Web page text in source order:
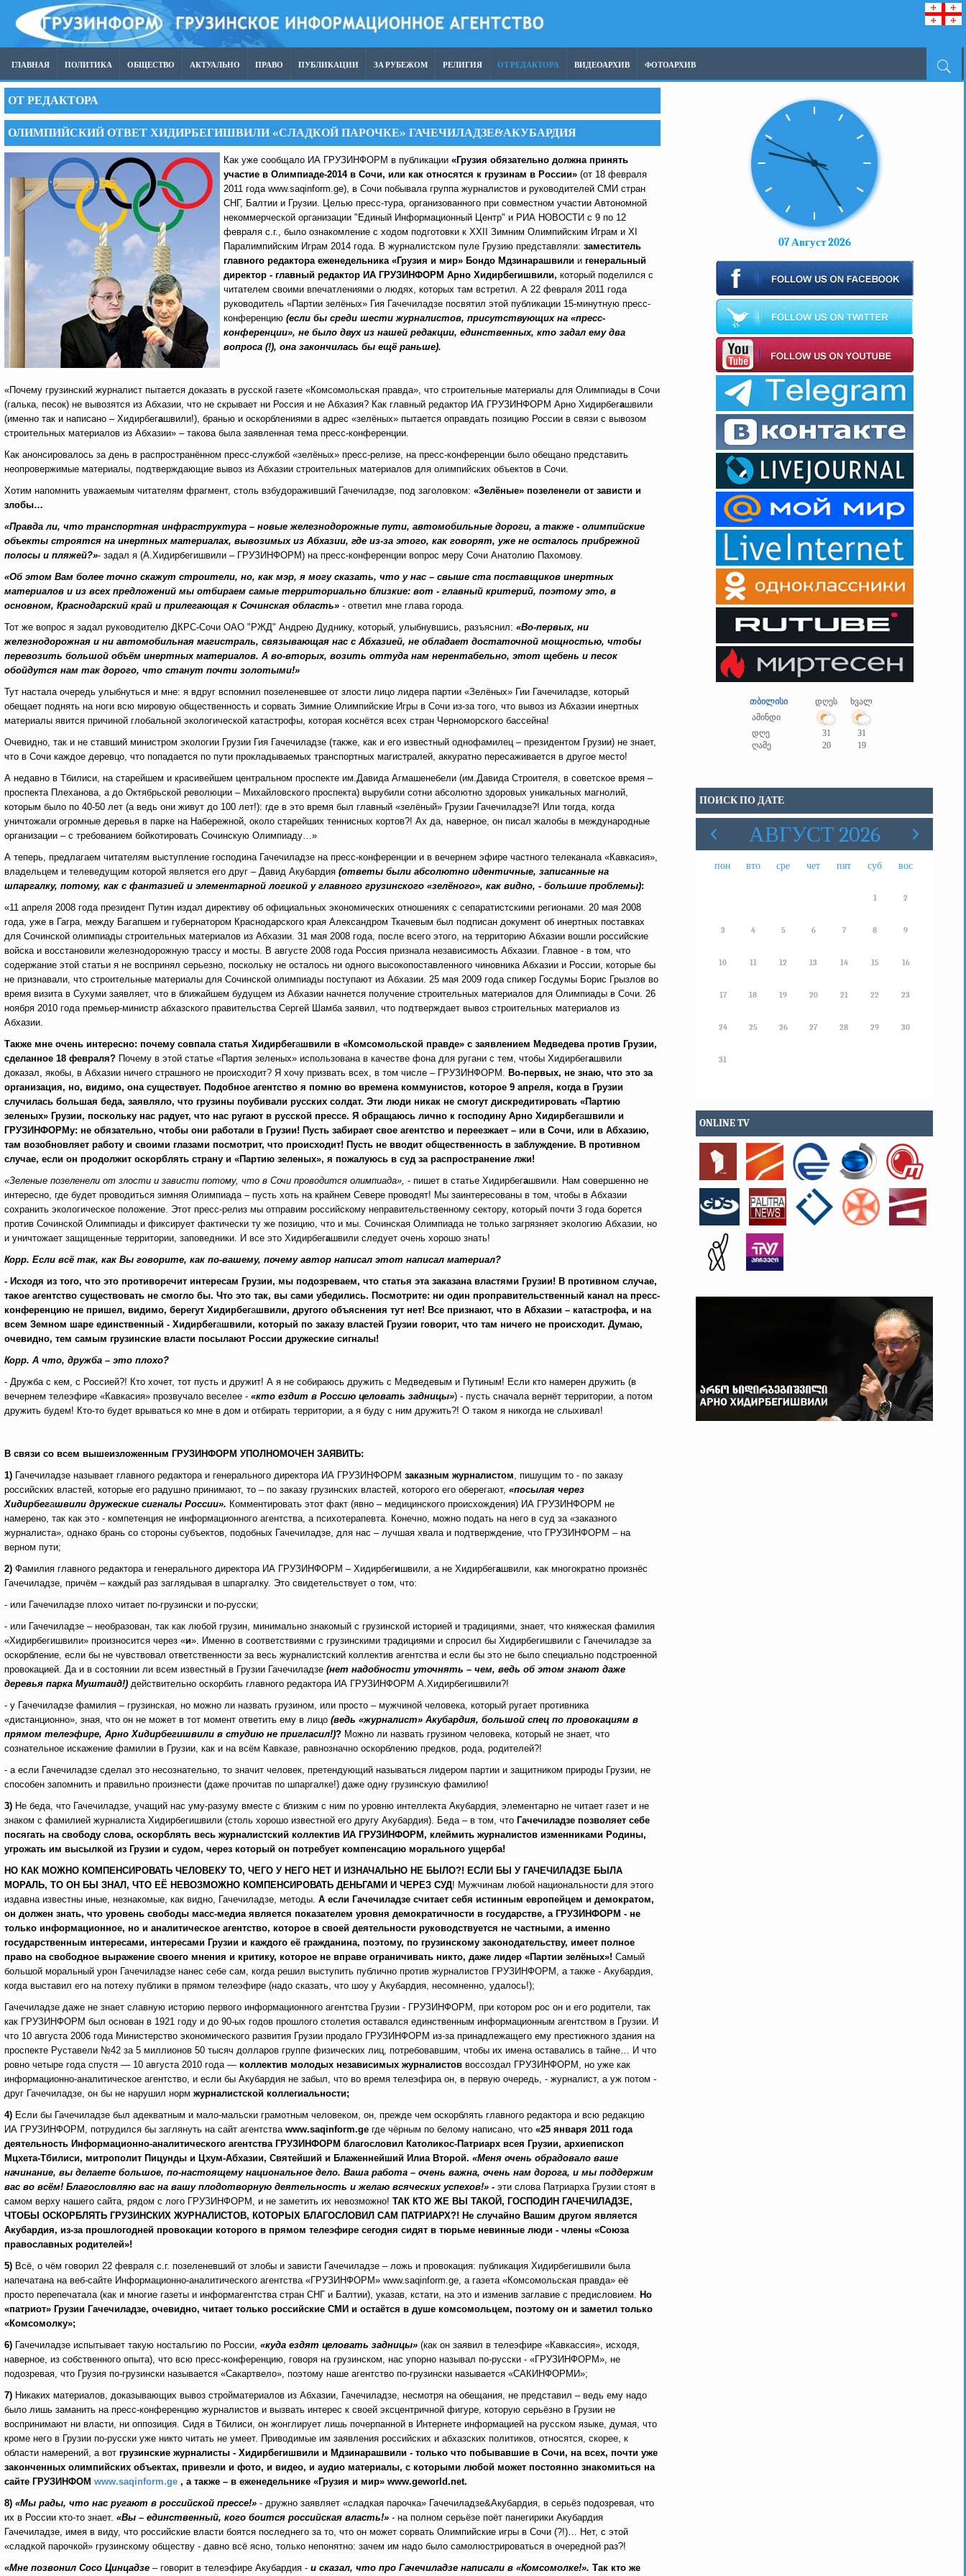
ГЛАВНАЯ ПОЛИТИКА ОБЩЕСТВО АКТУАЛЬНО ПРАВО ПУБЛИКАЦИИ ЗА РУБЕЖОМ РЕЛИГИЯ ОТ РЕДАКТОРА ВИДЕОАРХИВ ФОТОАРХИВ
ОТ РЕДАКТОРА
ОЛИМПИЙСКИЙ ОТВЕТ ХИДИРБЕГИШВИЛИ «СЛАДКОЙ ПАРОЧКЕ» ГАЧЕЧИЛАДЗЕ&АКУБАРДИЯ
Как уже сообщало ИА ГРУЗИНФОРМ в публикации «Грузия обязательно должна принять
участие в Олимпиаде-2014 в Сочи, или как относятся к грузинам в России» (от 18 февраля
2011 года www.saqinform.ge), в Сочи побывала группа журналистов и руководителей СМИ стран
СНГ, Балтии и Грузии. Целью пресс-тура, организованного при совместном участии Автономной
некоммерческой организации "Единый Информационный Центр" и РИА НОВОСТИ с 9 по 12
февраля с.г., было ознакомление с ходом подготовки к XXII Зимним Олимпийским Играм и XI
Паралимпийским Играм 2014 года. В журналистском пуле Грузию представляли: заместитель
главного редактора еженедельника «Грузия и мир» Бондо Мдзинарашвили и генеральный
директор - главный редактор ИА ГРУЗИНФОРМ Арно Хидирбегишвили, который поделился с
читателем своими впечатлениями о людях, которых там встретил. А 22 февраля 2011 года
руководитель «Партии зелёных» Гия Гачечиладзе посвятил этой публикации 15-минутную пресс-
конференцию (если бы среди шести журналистов, присутствующих на «пресс-
конференции», не было двух из нашей редакции, единственных, кто задал ему два
вопроса (!), она закончилась бы ещё раньше).
«Почему грузинский журналист пытается доказать в русской газете «Комсомольская правда», что строительные материалы для Олимпиады в Сочи
(галька, песок) не вывозятся из Абхазии, что не скрывает ни Россия и не Абхазия? Как главный редактор ИА ГРУЗИНФОРМ Арно Хидирбегашвили
(именно так и написано – Хидирбегашвили!), бранью и оскорблениями в адрес «зелёных» пытается оправдать позицию России в связи с вывозом
строительных материалов из Абхазии» – такова была заявленная тема пресс-конференции.
Как анонсировалось за день в распространённом пресс-службой «зелёных» пресс-релизе, на пресс-конференции было обещано представить
неопровержимые материалы, подтверждающие вывоз из Абхазии строительных материалов для олимпийских объектов в Сочи.
Хотим напомнить уважаемым читателям фрагмент, столь взбудораживший Гачечиладзе, под заголовком: «Зелёные» позеленели от зависти и
злобы…
«Правда ли, что транспортная инфраструктура – новые железнодорожные пути, автомобильные дороги, а также - олимпийские
объекты строятся на инертных материалах, вывозимых из Абхазии, где из-за этого, как говорят, уже не осталось прибрежной
полосы и пляжей?»- задал я (А.Хидирбегишвили – ГРУЗИНФОРМ) на пресс-конференции вопрос меру Сочи Анатолию Пахомову.
«Об этом Вам более точно скажут строители, но, как мэр, я могу сказать, что у нас – свыше ста поставщиков инертных
материалов и из всех предложений мы отбираем самые территориально близкие: вот - главный критерий, поэтому это, в
основном, Краснодарский край и прилегающая к Сочинская область» - ответил мне глава города.
Тот же вопрос я задал руководителю ДКРС-Сочи ОАО "РЖД" Андрею Дуднику, который, улыбнувшись, разъяснил: «Во-первых, ни
железнодорожная и ни автомобильная магистраль, связывающая нас с Абхазией, не обладает достаточной мощностью, чтобы
перевозить большой объём инертных материалов. А во-вторых, возить оттуда нам нерентабельно, этот щебень и песок
обойдутся нам так дорого, что станут почти золотыми!»
Тут настала очередь улыбнуться и мне: я вдруг вспомнил позеленевшее от злости лицо лидера партии «Зелёных» Гии Гачечиладзе, который
обещает поднять на ноги всю мировую общественность и сорвать Зимние Олимпийские Игры в Сочи из-за того, что вывоз из Абхазии инертных
материалы явится причиной глобальной экологической катастрофы, которая коснётся всех стран Черноморского бассейна!
Очевидно, так и не ставший министром экологии Грузии Гия Гачечиладзе (также, как и его известный однофамилец – президентом Грузии) не знает,
что в Сочи каждое деревцо, что попадается по пути прокладываемых транспортных магистралей, аккуратно пересаживается в другое место!
А недавно в Тбилиси, на старейшем и красивейшем центральном проспекте им.Давида Агмашенебели (им.Давида Строителя, в советское время –
проспекта Плеханова, а до Октябрьской революции – Михайловского проспекта) вырубили сотни абсолютно здоровых уникальных магнолий,
которым было по 40-50 лет (а ведь они живут до 100 лет!): где в это время был главный «зелёный» Грузии Гачечиладзе?! Или тогда, когда
уничтожали огромные деревья в парке на Набережной, около старейших теннисных кортов?! Ах да, наверное, он писал жалобы в международные
организации – с требованием бойкотировать Сочинскую Олимпиаду…»
А теперь, предлагаем читателям выступление господина Гачечиладзе на пресс-конференции и в вечернем эфире частного телеканала «Кавкасия»,
владельцем и телеведущим которой является его друг – Давид Акубардия (ответы были абсолютно идентичные, записанные на
шпаргалку, потому, как с фантазией и элементарной логикой у главного грузинского «зелёного», как видно, - большие проблемы):
«11 апреля 2008 года президент Путин издал директиву об официальных экономических отношениях с сепаратистскими регионами. 20 мая 2008
года, уже в Гагра, между Багапшем и губернатором Краснодарского края Александром Ткачевым был подписан документ об инертных поставках
для Сочинской олимпиады строительных материалов из Абхазии. 31 мая 2008 года, после всего этого, на территорию Абхазии вошли российские
войска и восстановили железнодорожную трассу и мосты. В августе 2008 года Россия признала независимость Абхазии. Главное - в том, что
содержание этой статьи я не воспринял серьезно, поскольку не осталось ни одного высокопоставленного чиновника Абхазии и России, которые бы
не признавали, что строительные материалы для Сочинской олимпиады поступают из Абхазии. 25 мая 2009 года спикер Госдумы Борис Грызлов во
время визита в Сухуми заявляет, что в ближайшем будущем из Абхазии начнется получение строительных материалов для Олимпиады в Сочи. 26
ноября 2010 года премьер-министр абхазского правительства Сергей Шамба заявил, что подтверждает вывоз строительных материалов из
Абхазии.
Также мне очень интересно: почему совпала статья Хидирбегашвили в «Комсомольской правде» с заявлением Медведева против Грузии,
сделанное 18 февраля? Почему в этой статье «Партия зеленых» использована в качестве фона для ругани с тем, чтобы Хидирбегашвили
доказал, якобы, в Абхазии ничего страшного не происходит? Я хочу призвать всех, в том числе – ГРУЗИНФОРМ. Во-первых, не знаю, что это за
организация, но, видимо, она существует. Подобное агентство я помню во времена коммунистов, которое 9 апреля, когда в Грузии
случилась большая беда, заявляло, что грузины поубивали русских солдат. Эти люди никак не смогут дискредитировать «Партию
зеленых» Грузии, поскольку нас радует, что нас ругают в русской прессе. Я обращаюсь лично к господину Арно Хидирбегашвили и
ГРУЗИНФОРМу: не обязательно, чтобы они работали в Грузии! Пусть забирает свое агентство и переезжает – или в Сочи, или в Абхазию,
там возобновляет работу и своими глазами посмотрит, что происходит! Пусть не вводит общественность в заблуждение. В противном
случае, если он продолжит оскорблять страну и «Партию зеленых», я пожалуюсь в суд за распространение лжи!
«Зеленые позеленели от злости и зависти потому, что в Сочи проводится олимпиада», - пишет в статье Хидирбегашвили. Нам совершенно не
интересно, где будет проводиться зимняя Олимпиада – пусть хоть на крайнем Севере проводят! Мы заинтересованы в том, чтобы в Абхазии
сохранить экологическое положение. Этот пресс-релиз мы отправим российскому неправительственному сектору, который почти 3 года борется
против Сочинской Олимпиады и фиксирует фактически ту же позицию, что и мы. Сочинская Олимпиада не только загрязняет экологию Абхазии, но
и уничтожает защищенные территории, заповедники. И все это Хидирбегашвили следует очень хорошо знать!
Корр. Если всё так, как Вы говорите, как по-вашему, почему автор написал этот написал материал?
- Исходя из того, что это противоречит интересам Грузии, мы подозреваем, что статья эта заказана властями Грузии! В противном случае,
такое агентство существовать не смогло бы. Что это так, вы сами убедились. Посмотрите: ни один проправительственный канал на пресс-
конференцию не пришел, видимо, берегут Хидирбегашвили, другого объяснения тут нет! Все признают, что в Абхазии – катастрофа, и на
всем Земном шаре единственный - Хидирбегашвили, который по заказу властей Грузии говорит, что там ничего не происходит. Думаю,
очевидно, тем самым грузинские власти посылают России дружеские сигналы!
Корр. А что, дружба – это плохо?
- Дружба с кем, с Россией?! Кто хочет, тот пусть и дружит! А я не собираюсь дружить с Медведевым и Путиным! Если кто намерен дружить (в
вечернем телеэфире «Кавкасия» прозвучало веселее - «кто ездит в Россию целовать задницы») - пусть сначала вернёт территории, а потом
дружить будем! Кто-то будет врываться ко мне в дом и отбирать территории, а я буду с ним дружить?! О таком я никогда не слыхивал!
В связи со всем вышеизложенным ГРУЗИНФОРМ УПОЛНОМОЧЕН ЗАЯВИТЬ:
1) Гачечиладзе называет главного редактора и генерального директора ИА ГРУЗИНФОРМ заказным журналистом, пишущим то - по заказу
российских властей, которые его радушно принимают, то – по заказу грузинских властей, которого его оберегают, «посылая через
Хидирбегашвили дружеские сигналы России». Комментировать этот факт (явно – медицинского происхождения) ИА ГРУЗИНФОРМ не
намерено, так как это - компетенция не информационного агентства, а психотерапевта. Конечно, можно подать на него в суд за «заказного
журналиста», однако брань со стороны субъектов, подобных Гачечиладзе, для нас – лучшая хвала и подтверждение, что ГРУЗИНФОРМ – на
верном пути;
2) Фамилия главного редактора и генерального директора ИА ГРУЗИНФОРМ – Хидирбегишвили, а не Хидирбегашвили, как многократно произнёс
Гачечиладзе, причём – каждый раз заглядывая в шпаргалку. Это свидетельствует о том, что:
- или Гачечиладзе плохо читает по-грузински и по-русски;
- или Гачечиладзе – необразован, так как любой грузин, минимально знакомый с грузинской историей и традициями, знает, что княжеская фамилия
«Хидирбегишвили» произносится через «и». Именно в соответствиями с грузинскими традициями и спросил бы Хидирбегишвили с Гачечиладзе за
оскорбление, если бы не чувствовал ответственности за весь журналистский коллектив агентства и если бы это не было специально подстроенной
провокацией. Да и в состоянии ли всем известный в Грузии Гачечиладзе (нет надобности уточнять – чем, ведь об этом знают даже
деревья парка Муштаид!) действительно оскорбить главного редактора ИА ГРУЗИНФОРМ А.Хидирбегишвили?!
- у Гачечиладзе фамилия – грузинская, но можно ли назвать грузином, или просто – мужчиной человека, который ругает противника
«дистанционно», зная, что он не может в тот момент ответить ему в лицо (ведь «журналист» Акубардия, большой спец по провокациям в
прямом телеэфире, Арно Хидирбегишвили в студию не пригласил!)? Можно ли назвать грузином человека, который не знает, что
сознательное искажение фамилии в Грузии, как и на всём Кавказе, равнозначно оскорблению предков, рода, родителей?!
- а если Гачечиладзе сделал это несознательно, то значит человек, претендующий называться лидером партии и защитником природы Грузии, не
способен запомнить и правильно произнести (даже прочитав по шпаргалке!) даже одну грузинскую фамилию!
3) Не беда, что Гачечиладзе, учащий нас уму-разуму вместе с близким с ним по уровню интеллекта Акубардия, элементарно не читает газет и не
знаком с фамилией журналиста Хидирбегишвили (столь хорошо известной его другу Акубардия). Беда – в том, что Гачечиладзе позволяет себе
посягать на свободу слова, оскорблять весь журналистский коллектив ИА ГРУЗИНФОРМ, клеймить журналистов изменниками Родины,
угрожать им высылкой из Грузии и судом, через который он потребует компенсацию морального ущерба!
НО КАК МОЖНО КОМПЕНСИРОВАТЬ ЧЕЛОВЕКУ ТО, ЧЕГО У НЕГО НЕТ И ИЗНАЧАЛЬНО НЕ БЫЛО?! ЕСЛИ БЫ У ГАЧЕЧИЛАДЗЕ БЫЛА
МОРАЛЬ, ТО ОН БЫ ЗНАЛ, ЧТО ЕЁ НЕВОЗМОЖНО КОМПЕНСИРОВАТЬ ДЕНЬГАМИ И ЧЕРЕЗ СУД! Мужчинам любой национальности для этого
издавна известны иные, незнакомые, как видно, Гачечиладзе, методы. А если Гачечиладзе считает себя истинным европейцем и демократом,
он должен знать, что уровень свободы масс-медиа является показателем уровня демократичности в государстве, а ГРУЗИНФОРМ - не
только информационное, но и аналитическое агентство, которое в своей деятельности руководствуется не частными, а именно
государственным интересами, интересами Грузии и каждого её гражданина, поэтому, по грузинскому законодательству, имеет полное
право на свободное выражение своего мнения и критику, которое не вправе ограничивать никто, даже лидер «Партии зелёных»! Самый
большой моральный урон Гачечиладзе нанес себе сам, когда решил выступить публично против журналистов ГРУЗИНФОРМ, а также - Акубардия,
когда выставил его на потеху публики в прямом телеэфире (надо сказать, что шоу у Акубардия, несомненно, удалось!);
Гачечиладзе даже не знает славную историю первого информационного агентства Грузии - ГРУЗИНФОРМ, при котором рос он и его родители, так
как ГРУЗИНФОРМ был основан в 1921 году и до 90-ых годов прошлого столетия оставался единственным информационным агентством в Грузии. И
что 10 августа 2006 года Министерство экономического развития Грузии продало ГРУЗИНФОРМ из-за принадлежащего ему престижного здания на
проспекте Руставели №42 за 5 миллионов 50 тысяч долларов группе физических лиц, потребовавшим, чтобы их имена оставались в тайне… И что
ровно четыре года спустя — 10 августа 2010 года — коллектив молодых независимых журналистов воссоздал ГРУЗИНФОРМ, но уже как
информационно-аналитическое агентство, и если бы Акубардия не забыл, что во время телеэфира он, в первую очередь, - журналист, а уж потом -
друг Гачечиладзе, он бы не нарушил норм журналистской коллегиальности;
4) Если бы Гачечиладзе был адекватным и мало-мальски грамотным человеком, он, прежде чем оскорблять главного редактора и всю редакцию
ИА ГРУЗИНФОРМ, потрудился бы заглянуть на сайт агентства www.saqinform.ge где чёрным по белому написано, что «25 января 2011 года
деятельность Информационно-аналитического агентства ГРУЗИНФОРМ благословил Католикос-Патриарх всея Грузии, архиепископ
Мцхета-Тбилиси, митрополит Пицунды и Цхум-Абхазии, Святейший и Блаженнейший Илиа Второй. «Меня очень обрадовало ваше
начинание, вы делаете большое, по-настоящему национальное дело. Ваша работа – очень важна, очень нам дорога, и мы поддержим
вас во всём! Благословляю вас на вашу плодотворную деятельность и желаю всяческих успехов!» - эти слова Патриарха Грузии стоят в
самом верху нашего сайта, рядом с лого ГРУЗИНФОРМ, и не заметить их невозможно! ТАК КТО ЖЕ ВЫ ТАКОЙ, ГОСПОДИН ГАЧЕЧИЛАДЗЕ,
ЧТОБЫ ОСКОРБЛЯТЬ ГРУЗИНСКИХ ЖУРНАЛИСТОВ, КОТОРЫХ БЛАГОСЛОВИЛ САМ ПАТРИАРХ?! Не случайно Вашим другом является
Акубардия, из-за прошлогодней провокации которого в прямом телеэфире сегодня сидят в тюрьме невинные люди - члены «Союза
православных родителей»!
5) Всё, о чём говорил 22 февраля с.г. позеленевший от злобы и зависти Гачечиладзе – ложь и провокация: публикация Хидирбегишвили была
напечатана на веб-сайте Информационно-аналитического агентства «ГРУЗИНФОРМ» www.saqinform.ge, а газета «Комсомольская правда» её
просто перепечатала (как и многие газеты и информагентства стран СНГ и Балтии), указав, кстати, на это и изменив заглавие с предисловием. Но
«патриот» Грузии Гачечиладзе, очевидно, читает только российские СМИ и остаётся в душе комсомольцем, поэтому он и заметил только
«Комсомолку»;
6) Гачечиладзе испытывает такую ностальгию по России, «куда ездят целовать задницы» (как он заявил в телеэфире «Кавкассия», исходя,
наверное, из собственного опыта), что всю пресс-конференцию, говоря на грузинском, нас упорно называл по-русски - «ГРУЗИНФОРМ», не
подозревая, что Грузия по-грузински называется «Сакартвело», поэтому наше агентство по-грузински называется «САКИНФОРМИ»;
7) Никаких материалов, доказывающих вывоз стройматериалов из Абхазии, Гачечиладзе, несмотря на обещания, не представил – ведь ему надо
было лишь заманить на пресс-конференцию журналистов и вызвать интерес к своей эксцентричной фигуре, которую серьёзно в Грузии не
воспринимают ни власти, ни оппозиция. Сидя в Тбилиси, он жонглирует лишь почерпанной в Интернете информацией на русском языке, думая, что
кроме него в Грузии по-русски уже никто читать не умеет. Приводимые им заявления российских и абхазских политиков, относятся, скорее, к
области намерений, а вот грузинские журналисты - Хидирбегишвили и Мдзинарашвили - только что побывавшие в Сочи, на всех, почти уже
законченных олимпийских объектах, привезли и фото, и видео, и аудио материалы, c которыми любой может постоянно знакомиться на
сайте ГРУЗИНФОМ www.saqinform.ge , а также – в еженедельнике «Грузия и мир» www.geworld.net.
8) «Мы рады, что нас ругают в российской прессе!» - дружно заявляет «сладкая парочка» Гачечиладзе&Акубардия, в серьёз подозревая, что
их в России кто-то знает. «Вы – единственный, кого боится российская власть!» - на полном серьёзе поёт панегирики Акубардия
Гачечиладзе, имея в виду, что российские власти боятся последнего за то, что он может сорвать Олимпийские игры в Сочи (?!)… Нет, с этой
«сладкой парочкой» грузинскому обществу - давно всё ясно, только непонятно: зачем им надо было самолюстрироваться в очередной раз?!
«Мне позвонил Сосо Цинцадзе – говорит в телеэфире Акубардия - и сказал, что про Гачечиладзе написали в «Комсомолке!». Так кто же
07 Август 2026
თბილისი დღეს
ხვალ
ამინდი
დღე
31
31
ღამე
20 19
ПОИСК ПО ДАТЕ
АВГУСТ 2026
пон вто сре чет пят суб вос
1 2
3 4 5 6 7 8 9
10 11 12 13 14 15 16
17 18 19 20 21 22 23
24 25 26 27 28 29 30
31
ONLINE TV